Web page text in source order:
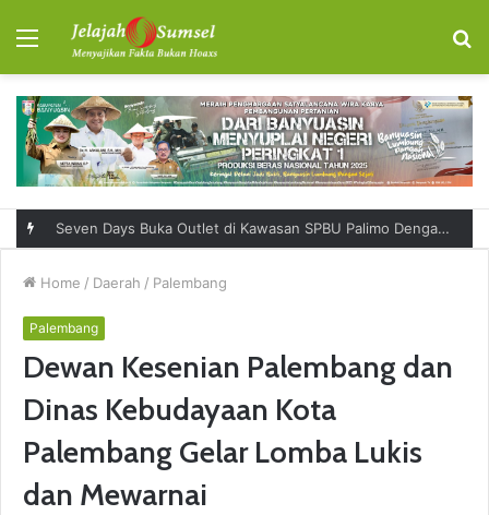
Menu
Home / Daerah / Palembang
Palembang
Dewan Kesenian Palembang dan
Dinas Kebudayaan Kota
Palembang Gelar Lomba Lukis
dan Mewarnai